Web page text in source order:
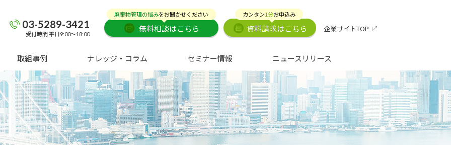
取組事例 ナレッジ・コラム セミナー情報 ニュースリリース
03-5289-3421
受付時間 平日9:00～18:00
廃棄物管理の悩みをお聞かせください
無料相談はこちら
カンタン1分お申込み
資料請求はこちら 企業サイトTOP